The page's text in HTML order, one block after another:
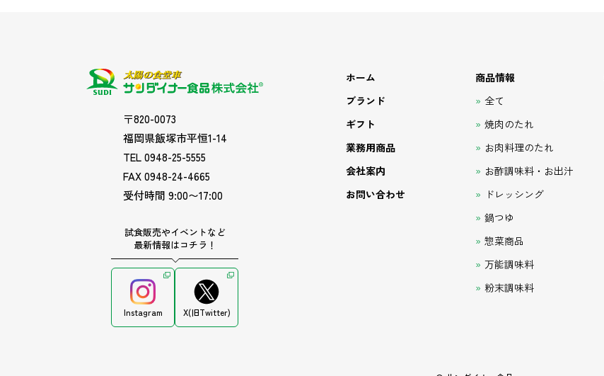
〒820-0073
福岡県飯塚市平恒1-14
TEL 0948-25-5555
FAX 0948-24-4665
受付時間 9:00〜17:00
試食販売やイベントなど
最新情報はコチラ！
Instagram X(旧Twitter)
ホーム
ブランド
ギフト
業務用商品
会社案内
お問い合わせ
商品情報
全て
焼肉のたれ
お肉料理のたれ
お酢調味料・お出汁
ドレッシング
鍋つゆ
惣菜商品
万能調味料
粉末調味料